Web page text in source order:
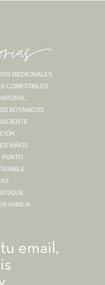
Instagram
MEDICINALES
COMESTIBLES
BOTÁNICOS
NIÑOS
PUNTO
FAMILIA
email,